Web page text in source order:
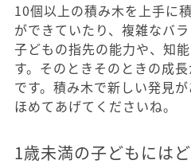
10個以上の積み木を上手に
ができていたり、複雑なバ
子どもの指先の能力や、知
す。そのときそのときの成
です。積み木で新しい発見
ほめてあげてくださいね。
1歳未満の子どもには